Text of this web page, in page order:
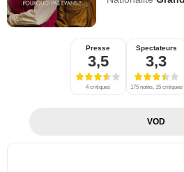
Presse
3,5
4 critiques
Spectateurs
3,3
175 notes, 15 critiques
VOD